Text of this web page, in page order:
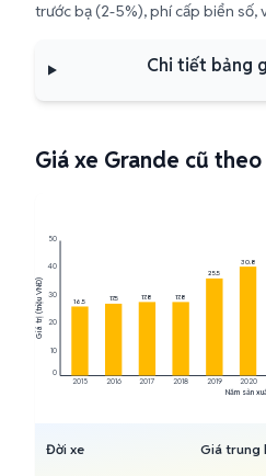
trước bạ (2-5%), phí cấp biển số,
Chi tiết bảng
Giá xe Grande cũ
0
10
20
30
40
50
2015 2016 2017 2018 2019 2020
16.5 17.5 17.8 17.8
25.5
30.8
Giá trị (triệu VNĐ)
Năm sản
Đời xe Giá trung